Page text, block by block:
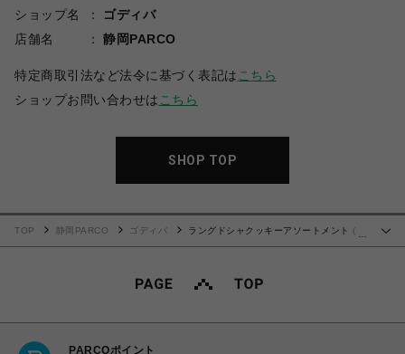
ショップ名
ゴディバ
店舗名
静岡PARCO
特定商取引法など法令に基づく表記は こちら
ショップお問い合わせは こちら
SHOP TOP
…
TOP 静岡PARCO ゴディバ
ラングドシャクッキーアソートメント (18
PARCOポイント